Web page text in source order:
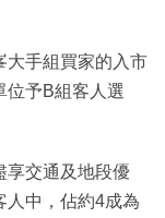
大手組買家的入市
位予B組客人選
享交通及地段優
人中，佔約4成為